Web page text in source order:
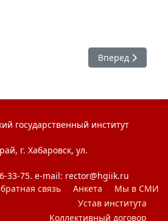
- одна семья Следующий:
Вперед
государственный институт
г. Хабаровск, ул.
33-75. e-mail: rector@hgiik.ru
связь Анкета
Мы в СМИ
Устав института
Коллективный договор